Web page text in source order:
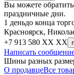
Вы можете
праздничные дни.
1 деньдо конца
Красноярск,
+7 913 580 XX XX
Написать
Шины разных
О продавцеВсе